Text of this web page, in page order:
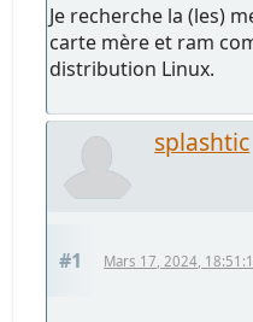
Je recherche la (les)
carte mère et ram
distribution Linux.
splashtic
#1 Mars 17, 2024,